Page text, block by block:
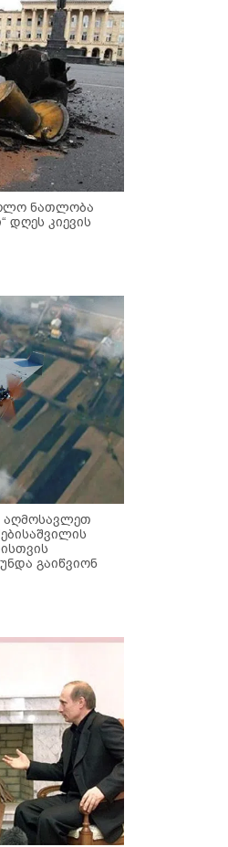
ნათლობა
დღეს კიევის
აღმოსავლეთ
გაიწვიონ